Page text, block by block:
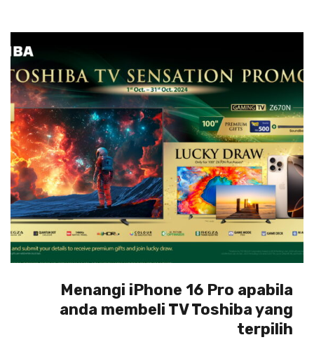
Menangi iPhone 16 Pro apabila
anda membeli TV Toshiba yang
terpilih